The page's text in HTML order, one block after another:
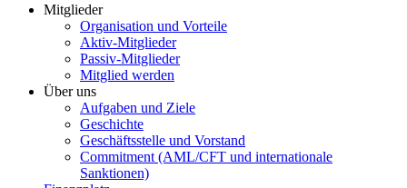
Mitglieder
Organisation und Vorteile
Aktiv-Mitglieder
Passiv-Mitglieder
Mitglied werden
Über uns
Aufgaben und Ziele
Geschichte
Geschäftsstelle und Vorstand
Commitment (AML/CFT und internationale
Sanktionen)